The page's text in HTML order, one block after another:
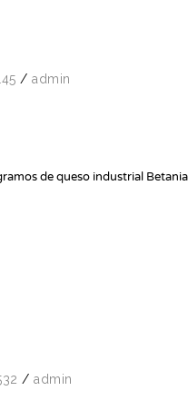
/ admin
de queso industrial
/ admin